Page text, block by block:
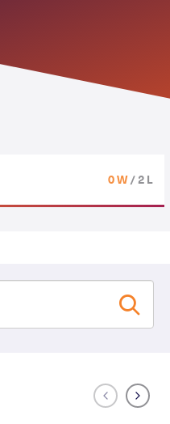
0 W/ 2 L